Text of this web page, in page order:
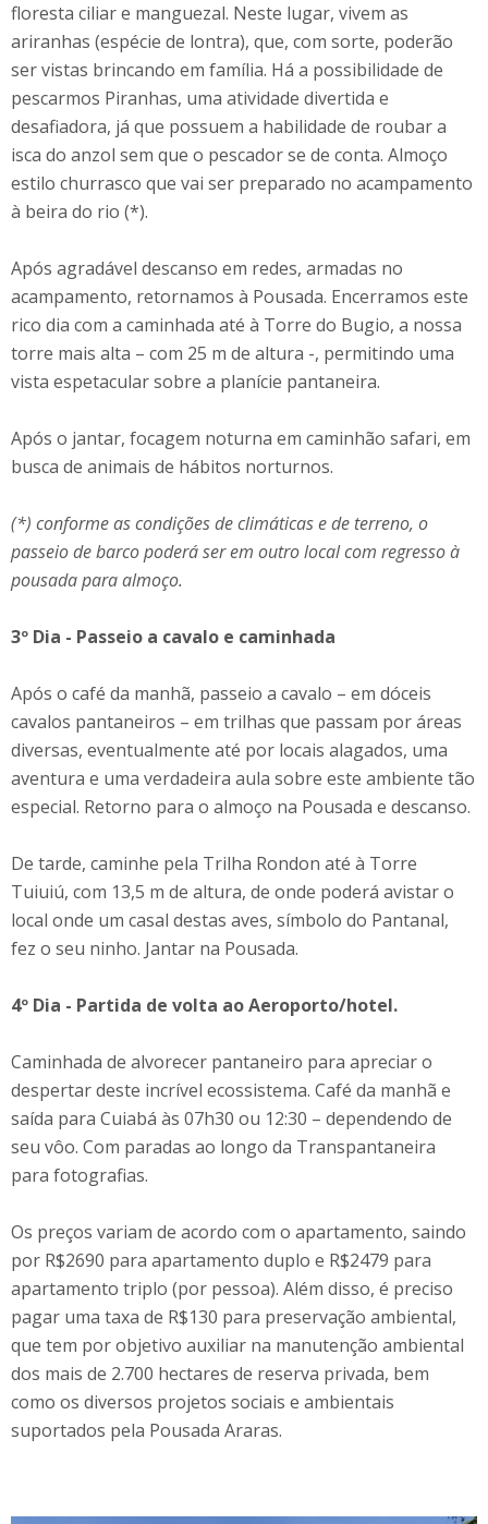
floresta ciliar e manguezal. Neste lugar, vivem as
ariranhas (espécie de lontra), que, com sorte, poderão
ser vistas brincando em família. Há a possibilidade de
pescarmos Piranhas, uma atividade divertida e
desafiadora, já que possuem a habilidade de roubar a
isca do anzol sem que o pescador se de conta. Almoço
estilo churrasco que vai ser preparado no acampamento
à beira do rio (*).
Após agradável descanso em redes, armadas no
acampamento, retornamos à Pousada. Encerramos este
rico dia com a caminhada até à Torre do Bugio, a nossa
torre mais alta – com 25 m de altura -, permitindo uma
vista espetacular sobre a planície pantaneira.
Após o jantar, focagem noturna em caminhão safari, em
busca de animais de hábitos norturnos.
(*) conforme as condições de climáticas e de terreno, o
passeio de barco poderá ser em outro local com regresso à
pousada para almoço.
3º Dia - Passeio a cavalo e caminhada
Após o café da manhã, passeio a cavalo – em dóceis
cavalos pantaneiros – em trilhas que passam por áreas
diversas, eventualmente até por locais alagados, uma
aventura e uma verdadeira aula sobre este ambiente tão
especial. Retorno para o almoço na Pousada e descanso.
De tarde, caminhe pela Trilha Rondon até à Torre
Tuiuiú, com 13,5 m de altura, de onde poderá avistar o
local onde um casal destas aves, símbolo do Pantanal,
fez o seu ninho. Jantar na Pousada.
4º Dia - Partida de volta ao Aeroporto/hotel.
Caminhada de alvorecer pantaneiro para apreciar o
despertar deste incrível ecossistema. Café da manhã e
saída para Cuiabá às 07h30 ou 12:30 – dependendo de
seu vôo. Com paradas ao longo da Transpantaneira
para fotografias.
Os preços variam de acordo com o apartamento, saindo
por R$2690 para apartamento duplo e R$2479 para
apartamento triplo (por pessoa). Além disso, é preciso
pagar uma taxa de R$130 para preservação ambiental,
que tem por objetivo auxiliar na manutenção ambiental
dos mais de 2.700 hectares de reserva privada, bem
como os diversos projetos sociais e ambientais
suportados pela Pousada Araras.